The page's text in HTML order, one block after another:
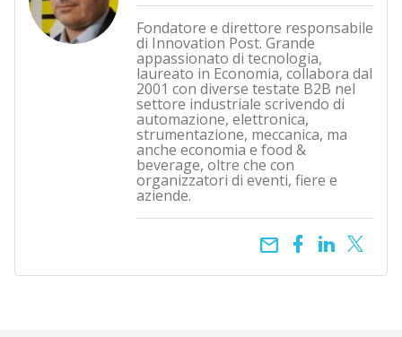
Fondatore e direttore responsabile
di Innovation Post. Grande
appassionato di tecnologia,
laureato in Economia, collabora dal
2001 con diverse testate B2B nel
settore industriale scrivendo di
automazione, elettronica,
strumentazione, meccanica, ma
anche economia e food &
beverage, oltre che con
organizzatori di eventi, fiere e
aziende.
email